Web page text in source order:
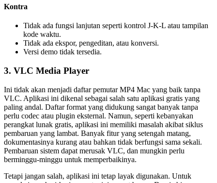
Kontra
Tidak ada fungsi lanjutan seperti kontrol J-K-L atau tampilan
kode waktu.
Tidak ada ekspor, pengeditan, atau konversi.
Versi demo tidak tersedia.
3. VLC Media Player
Ini tidak akan menjadi daftar pemutar MP4 Mac yang baik tanpa
VLC. Aplikasi ini dikenal sebagai salah satu aplikasi gratis yang
paling andal. Daftar format yang didukung sangat banyak tanpa
perlu codec atau plugin eksternal. Namun, seperti kebanyakan
perangkat lunak gratis, aplikasi ini memiliki masalah akibat siklus
pembaruan yang lambat. Banyak fitur yang setengah matang,
dokumentasinya kurang atau bahkan tidak berfungsi sama sekali.
Pembaruan sistem dapat merusak VLC, dan mungkin perlu
berminggu-minggu untuk memperbaikinya.
Tetapi jangan salah, aplikasi ini tetap layak digunakan. Untuk